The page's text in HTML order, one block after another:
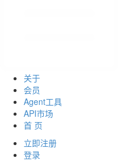
关于
会员
Agent工具
API市场
首 页
立即注册
登录